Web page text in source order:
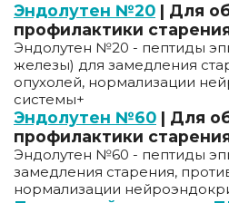
Эндолутен №20 | Для
профилактики
Эндолутен №20 - пептиды
железы) для замедления
опухолей, нормализации
системы+
Эндолутен №60 | Для
профилактики
Эндолутен №60 - пептиды
замедления старения,
нормализации